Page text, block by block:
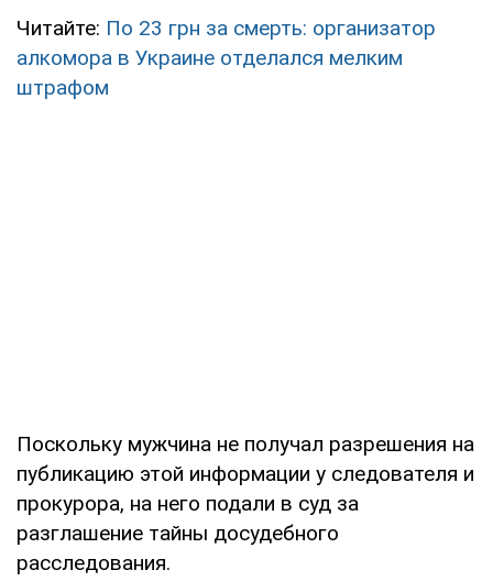
Читайте: По 23 грн за смерть: организатор
алкомора в Украине отделался мелким
штрафом
Поскольку мужчина не получал разрешения на
публикацию этой информации у следователя и
прокурора, на него подали в суд за
разглашение тайны досудебного
расследования.